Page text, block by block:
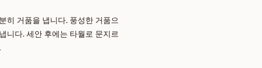
히 거품을 냅니다. 풍성한 거품으
니다. 세안 후에는 타월로 문지르